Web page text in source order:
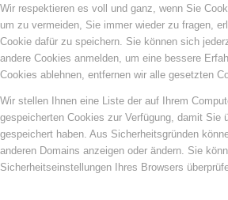
Wir respektieren es voll und ganz, wenn Sie
um zu vermeiden, Sie immer wieder zu fragen,
Cookie dafür zu speichern. Sie können sich
andere Cookies anmelden, um eine bessere
Cookies ablehnen, entfernen wir alle gesetzten
Wir stellen Ihnen eine Liste der auf Ihrem
gespeicherten Cookies zur Verfügung, damit Sie
gespeichert haben. Aus Sicherheitsgründen
anderen Domains anzeigen oder ändern. Sie
Sicherheitseinstellungen Ihres Browsers